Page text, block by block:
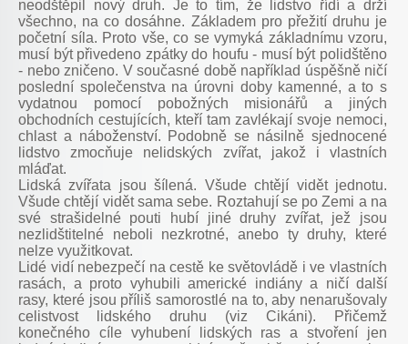
neodštěpil nový druh. Je to tím, že lidstvo řídí a drží
všechno, na co dosáhne. Základem pro přežití druhu je
početní síla. Proto vše, co se vymyká základnímu vzoru,
musí být přivedeno zpátky do houfu - musí být polidštěno
- nebo zničeno. V současné době například úspěšně ničí
poslední společenstva na úrovni doby kamenné, a to s
vydatnou pomocí pobožných misionářů a jiných
obchodních cestujících, kteří tam zavlékají svoje nemoci,
chlast a náboženství. Podobně se násilně sjednocené
lidstvo zmocňuje nelidských zvířat, jakož i vlastních
mláďat.
Lidská zvířata jsou šílená. Všude chtějí vidět jednotu.
Všude chtějí vidět sama sebe. Roztahují se po Zemi a na
své strašidelné pouti hubí jiné druhy zvířat, jež jsou
nezlidštitelné neboli nezkrotné, anebo ty druhy, které
nelze využitkovat.
Lidé vidí nebezpečí na cestě ke světovládě i ve vlastních
rasách, a proto vyhubili americké indiány a ničí další
rasy, které jsou příliš samorostlé na to, aby nenarušovaly
celistvost lidského druhu (viz Cikáni). Přičemž
konečného cíle vyhubení lidských ras a stvoření jen